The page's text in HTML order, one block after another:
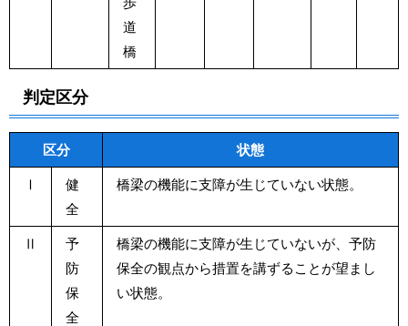
道
橋
判定区分
区分 状態
Ⅰ
健
全
橋梁の機能に支障が生じていない状態。
Ⅱ
予
防
保
全
橋梁の機能に支障が生じていないが、予防
保全の観点から措置を講ずることが望まし
い状態。